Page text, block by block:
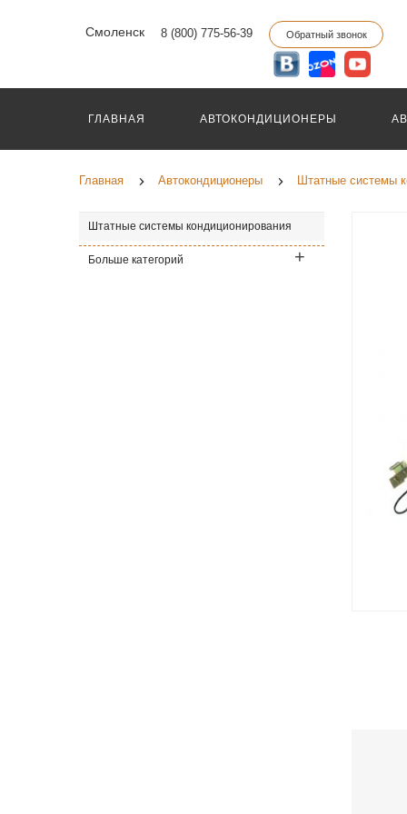
Смоленск 8 (800) 775-56-39 Обратный звонок
ГЛАВНАЯ АВТОКОНДИЦИОНЕРЫ
Главная Автокондиционеры Штатные системы
Штатные системы кондиционирования
Больше категорий